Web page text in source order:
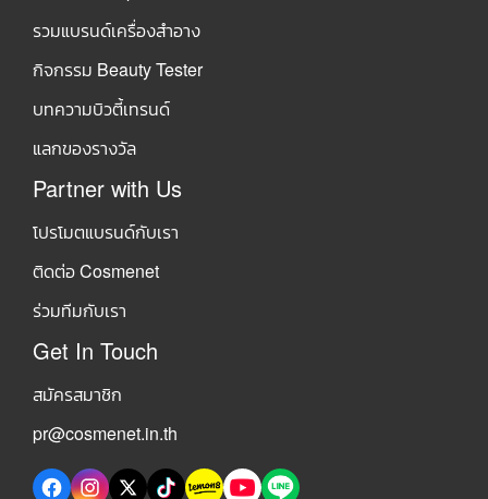
รวมแบรนด์เครื่องสำอาง
กิจกรรม Beauty Tester
บทความบิวตี้เทรนด์
แลกของรางวัล
Partner with Us
โปรโมตแบรนด์กับเรา
ติดต่อ Cosmenet
ร่วมทีมกับเรา
Get In Touch
สมัครสมาชิก
pr@cosmenet.in.th